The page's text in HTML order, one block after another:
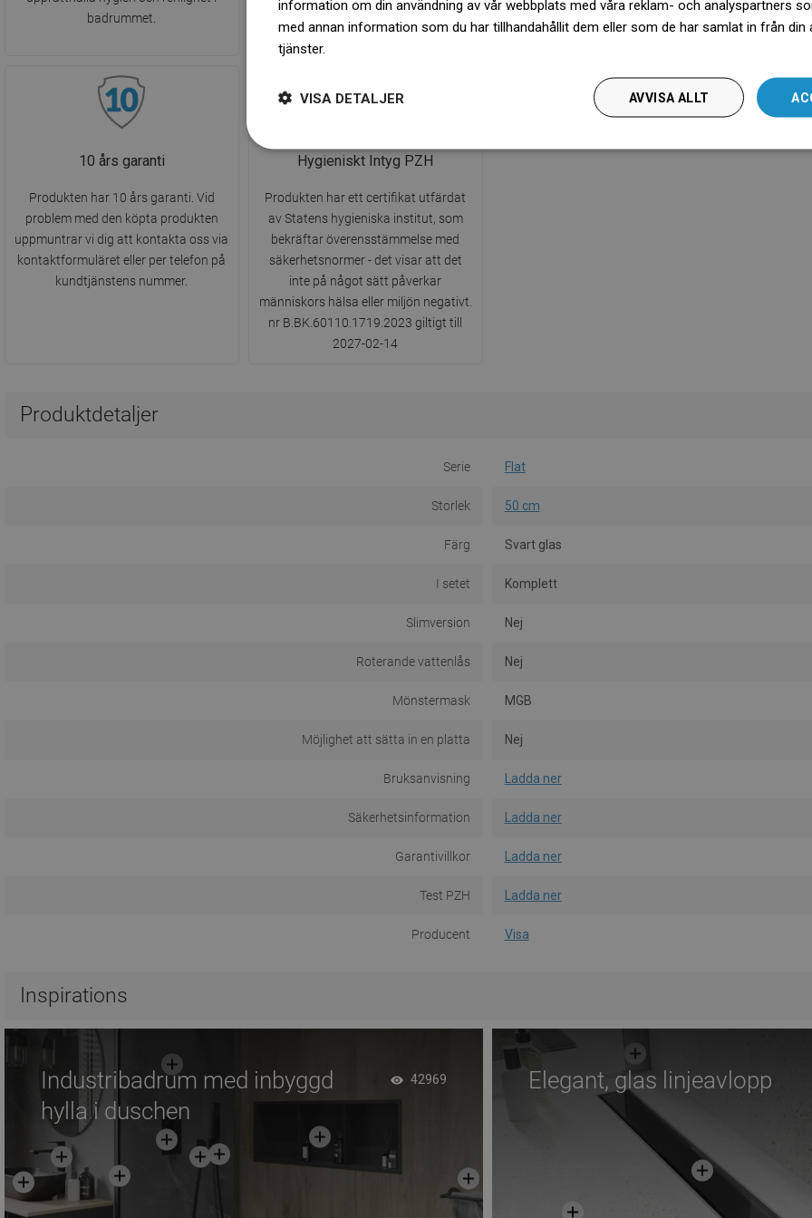
badrummet.
10 års garanti
Produkten har 10 års garanti. Vid
problem med den köpta produkten
uppmuntrar vi dig att kontakta oss via
kontaktformuläret eller per telefon på
kundtjänstens nummer.
Hygieniskt Intyg PZH
Produkten har ett certifikat utfärdat
av Statens hygieniska institut, som
bekräftar överensstämmelse med
säkerhetsnormer - det visar att det
inte på något sätt påverkar
människors hälsa eller miljön negativt.
nr B.BK.60110.1719.2023 giltigt till
2027-02-14
Produktdetaljer
Serie Flat
Storlek 50 cm
Färg Svart glas
I setet Komplett
Slimversion Nej
Roterande vattenlås Nej
Mönstermask MGB
Möjlighet att sätta in en platta Nej
Bruksanvisning Ladda ner
Säkerhetsinformation Ladda ner
Garantivillkor Ladda ner
Test PZH Ladda ner
Producent Visa
Inspirations
Industribadrum med inbyggd
hylla i duschen
42969 Elegant, glas linjeavlopp
information om din användning av vår webbplats med våra reklam- och analyspartners
med annan information som du har tillhandahållit dem eller som de har samlat in från din
tjänster.
AVVISA ALLT
VISA DETALJER